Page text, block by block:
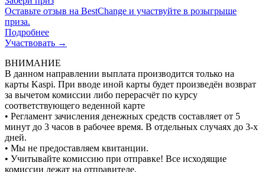
Оставьте отзыв на BestChange и участвуйте в розыгрыше
приза.
Подробнее
Участвовать →
ВНИМАНИЕ
В данном направлении выплата производится только на
карты Kaspi. При вводе иной карты будет произведён возврат
за вычетом комиссии либо перерасчёт по курсу
соответствующего веденной карте
• Регламент зачисления денежных средств составляет от 5
минут до 3 часов в рабочее время. В отдельных случаях до 3-х
дней.
• Мы не предоставляем квитанции.
• Учитывайте комиссию при отправке! Все исходящие
комиссии лежат на отправителе.